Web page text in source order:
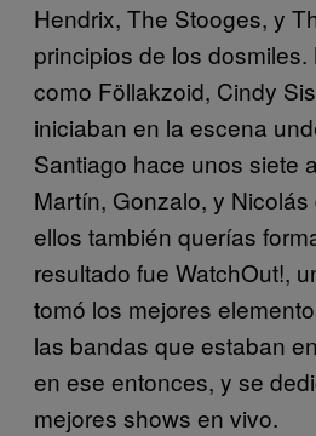
Hendrix, The Stooges, y
principios de los
como Föllakzoid, Cindy
iniciaban en la escena
Santiago hace unos siete
Martín, Gonzalo, y
ellos también querías
resultado fue WatchOut!,
tomó los mejores
las bandas que estaban
en ese entonces, y se
mejores shows en vivo.